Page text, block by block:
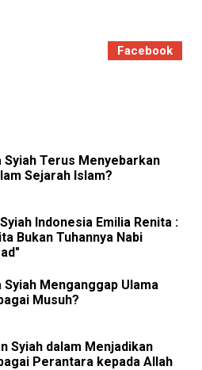
Facebook
Syiah Terus Menyebarkan
Sejarah Islam?
Indonesia Emilia Renita :
Bukan Tuhannya Nabi
Syiah Menganggap Ulama
Musuh?
Syiah dalam Menjadikan
Perantara kepada Allah